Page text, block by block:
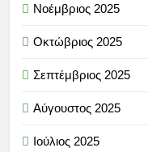
Νοέμβριος 2025
Οκτώβριος 2025
Σεπτέμβριος 2025
Αύγουστος 2025
Ιούλιος 2025